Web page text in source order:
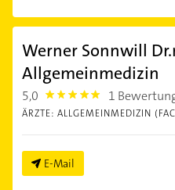
Werner Sonnwill
Allgemeinmedizin
5,0 5.0 1
ÄRZTE: ALLGEMEINMEDIZIN
E-Mail